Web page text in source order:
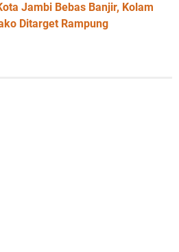
Jambi Bebas Banjir, Kolam
Ditarget Rampung